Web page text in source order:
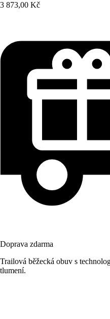
3 873,00 Kč
Doprava zdarma
Trailová běžecká obuv s
tlumení.